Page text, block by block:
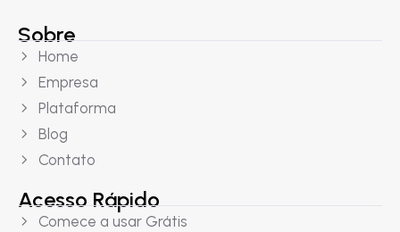
Sobre
Home
Empresa
Plataforma
Blog
Contato
Acesso Rápido
Comece a usar Grátis